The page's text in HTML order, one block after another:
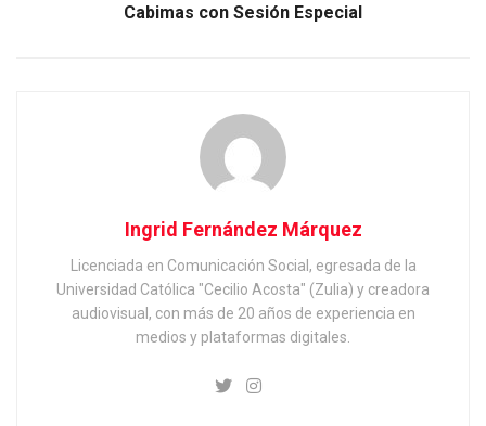
Cabimas con Sesión Especial
Ingrid Fernández Márquez
Licenciada en Comunicación Social, egresada de la
Universidad Católica "Cecilio Acosta" (Zulia) y creadora
audiovisual, con más de 20 años de experiencia en
medios y plataformas digitales.